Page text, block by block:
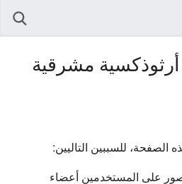
مشرقية
الصفحة، للسببين التاليين:
على المستخدمين أعضاء